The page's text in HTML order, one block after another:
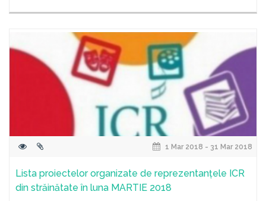
1 Mar 2018 - 31 Mar 2018
Lista proiectelor organizate de reprezentanțele ICR
din străinătate în luna MARTIE 2018